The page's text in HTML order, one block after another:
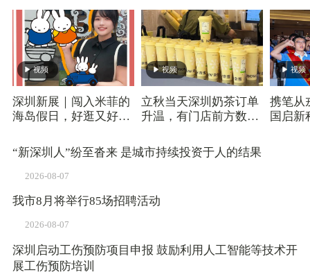
视频
深圳新展｜闯入米菲的
海岛假日，好逛又好
视频
立秋当天深圳奶茶订单
升温，有门店前方数百
视频
携笔从
国启新
“新深圳人”纷至沓来 是城市持续投资于人的结果
2026-08-07
我市8月将举行85场招聘活动
2026-08-07
深圳启动工伤预防项目申报 鼓励利用人工智能等技术开
展工伤预防培训